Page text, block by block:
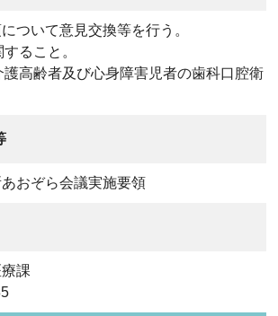
ついて意見交換等を行う。
ること。
護高齢者及び心身障害児者の歯科口腔衛
おぞら会議実施要領
課